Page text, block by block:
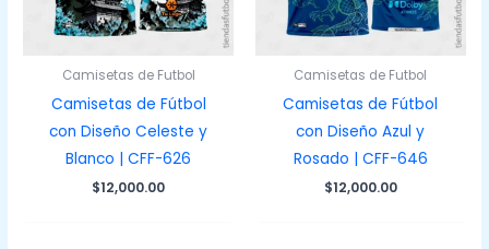
Camisetas de Futbol
Camisetas de Fútbol
con Diseño Celeste y
Blanco | CFF-626
$12,000.00
Camisetas de Futbol
Camisetas de Fútbol
con Diseño Azul y
Rosado | CFF-646
$12,000.00